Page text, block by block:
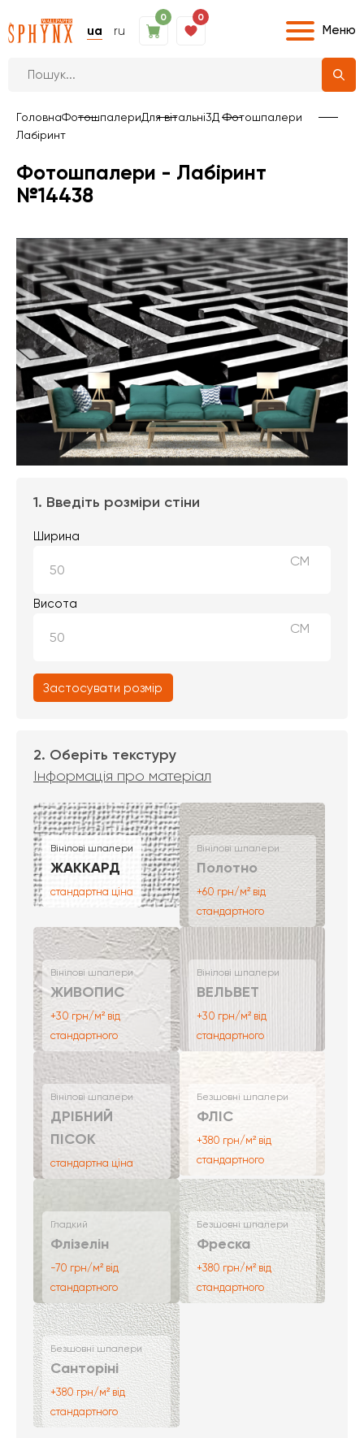
ua ru
0 0
Меню
ГоловнаФотошпалериДля вітальні3Д Фотошпалери
Лабіринт
Фотошпалери - Лабіринт
№14438
1. Введіть розміри стіни
Ширина
СМ
Висота
СМ
Застосувати розмір
2. Оберіть текстуру
Інформація про матеріал
Вінілові шпалери
ЖАККАРД
стандартна ціна
Вінілові шпалери
Полотно
+60 грн/м² від
стандартного
Вінілові шпалери
ЖИВОПИС
+30 грн/м² від
стандартного
Вінілові шпалери
ВЕЛЬВЕТ
+30 грн/м² від
стандартного
Вінілові шпалери
ДРІБНИЙ
ПІСОК
стандартна ціна
Безшовні шпалери
ФЛІС
+380 грн/м² від
стандартного
Гладкий
Флізелін
-70 грн/м² від
стандартного
Безшовні шпалери
Фреска
+380 грн/м² від
стандартного
Безшовні шпалери
Санторіні
+380 грн/м² від
стандартного